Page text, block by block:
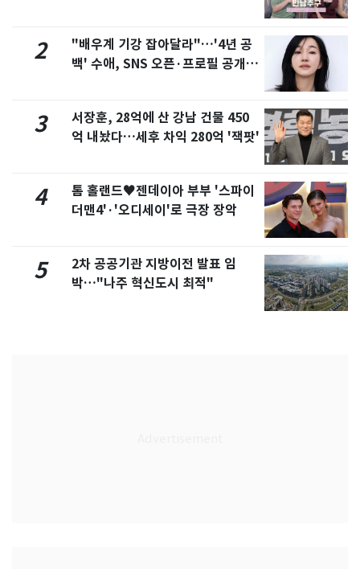
2
"배우계 기강 잡아달라"…'4년 공
백' 수애, SNS 오픈·프로필 공개
3
서장훈, 28억에 산 강남 건물 450
억 내놨다…세후 차익 280억 '잭팟'
4
톰 홀랜드♥젠데이아 부부 '스파이
더맨4'·'오디세이'로 극장 장악
5
2차 공공기관 지방이전 발표 임
박…"나주 혁신도시 최적"